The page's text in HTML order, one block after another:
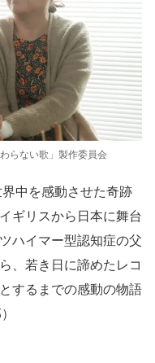
らない歌」製作委員会
中を感動させた奇跡
ギリスから日本に舞台
ハイマー型認知症の父
、若き日に諦めたレコ
するまでの感動の物語